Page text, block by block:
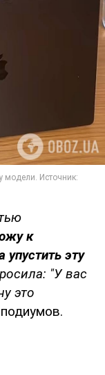
к
упустить эту
"У вас
это